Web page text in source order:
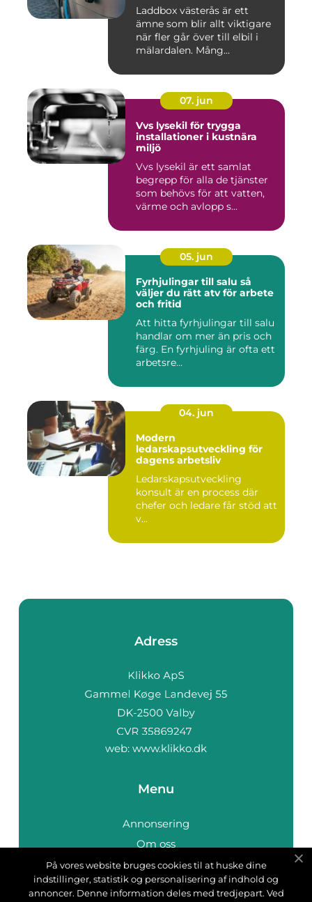
Laddbox västerås är ett
ämne som blir allt viktigare
när fler går över till elbil i
mälardalen. Mång...
07. jun
Vvs lysekil för trygga
installationer i kustnära
miljö
Vvs lysekil är ett samlat
begrepp för alla de tjänster
som behövs för att vatten,
värme och avlopp s...
05. jun
Fyrhjulingar till salu så
väljer du rätt atv för arbete
och fritid
Att hitta fyrhjulingar till salu
handlar om mer än pris och
färg. En fyrhjuling är ofta ett
arbetsre...
04. jun
Modern
ledarskapsutveckling för
dagens arbetsliv
Ledarskapsutveckling
konsult är en process där
chefer och ledare får stöd att
v...
Adress
web: www.klikko.dk
Menu
Annonsering
Om oss
Cookies
Kontakta oss
På vores website bruges cookies til at huske dine
indstillinger, statistik og personalisering af indhold og
annoncer. Denne information deles med tredjepart. Ved